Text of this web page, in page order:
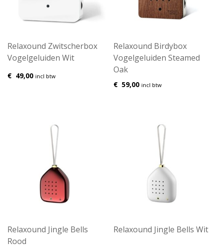
Relaxound Zwitscherbox
Vogelgeluiden Wit
€ 49,00 incl btw
Relaxound Birdybox
Vogelgeluiden Steamed
Oak
€ 59,00 incl btw
Relaxound Jingle Bells
Rood
Relaxound Jingle Bells Wit